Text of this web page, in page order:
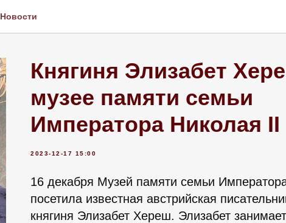
Новости
Княгиня Элизабет
музее памяти семьи
Императора Николая II
2023-12-17 15:00
16 декабря Музей памяти семьи
посетила известная австрийская
княгиня Элизабет Хереш. Элизабет